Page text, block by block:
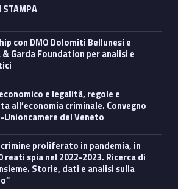
STAMPA
Garda Foundation per analisi e
all’economia criminale. Convegno
Unioncamere del Veneto
reati spia nel 2022-2023. Ricerca di
Storie, dati e analisi sulla